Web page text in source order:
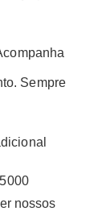
Sempre
nossos